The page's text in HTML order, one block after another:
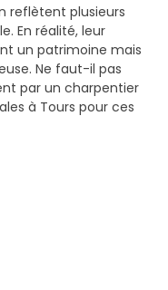
reflètent plusieurs
En réalité, leur
un patrimoine mais
Ne faut-il pas
par un charpentier
à Tours pour ces